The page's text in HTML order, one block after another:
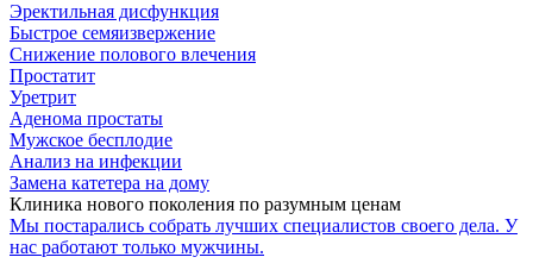
Эректильная дисфункция
Быстрое семяизвержение
Снижение полового влечения
Простатит
Уретрит
Аденома простаты
Мужское бесплодие
Анализ на инфекции
Замена катетера на дому
Клиника нового поколения по разумным ценам
Мы постарались собрать лучших специалистов своего дела. У
нас работают только мужчины.